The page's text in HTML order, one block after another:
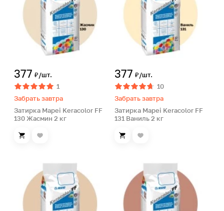
377 ₽/шт.
1
Забрать завтра
Затирка Mapei Keracolor FF
130 Жасмин 2 кг
377 ₽/шт.
10
Забрать завтра
Затирка Mapei Keracolor FF
131 Ваниль 2 кг